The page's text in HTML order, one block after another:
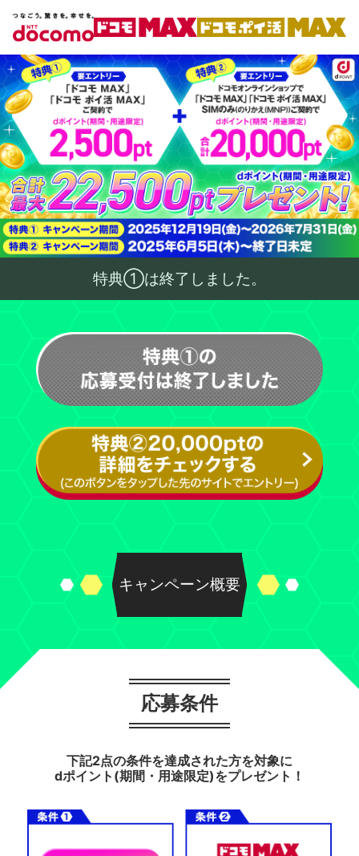
特典①は終了しました。
キャンペーン概要
応募条件
下記2点の条件を達成された方を対象に
dポイント(期間・用途限定)をプレゼント！